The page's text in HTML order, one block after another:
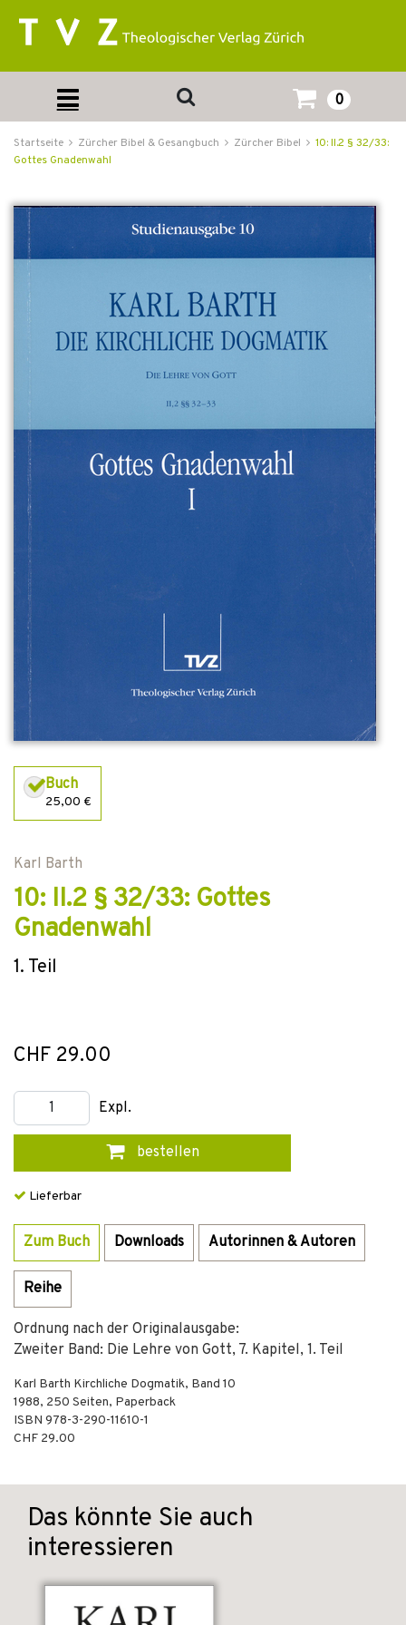
0
Startseite Zürcher Bibel & Gesangbuch Zürcher Bibel
10: II.2 § 32/33:
Gottes Gnadenwahl
Buch
25,00 €
Karl Barth
10: II.2 § 32/33: Gottes
Gnadenwahl
1. Teil
CHF 29.00
Expl.
bestellen
Lieferbar
Zum Buch Downloads Autorinnen & Autoren
Reihe
Ordnung nach der Originalausgabe:
Zweiter Band: Die Lehre von Gott, 7. Kapitel, 1. Teil
Karl Barth Kirchliche Dogmatik, Band 10
1988, 250 Seiten, Paperback
ISBN 978-3-290-11610-1
CHF 29.00
Das könnte Sie auch
interessieren